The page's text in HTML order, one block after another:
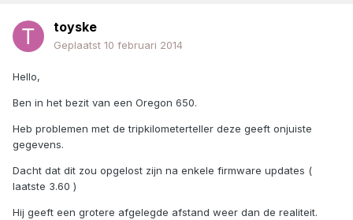
toyske
Geplaatst 10 februari 2014
Hello,
Ben in het bezit van een Oregon 650.
Heb problemen met de tripkilometerteller deze geeft onjuiste
gegevens.
Dacht dat dit zou opgelost zijn na enkele firmware updates (
laatste 3.60 )
Hij geeft een grotere afgelegde afstand weer dan de realiteit.